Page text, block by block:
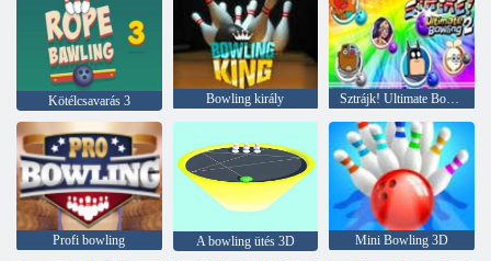
Kötélcsavarás 3 Bowling király Sztrájk! Ultimate Bowling 2
Profi bowling A bowling ütés 3D Mini Bowling 3D